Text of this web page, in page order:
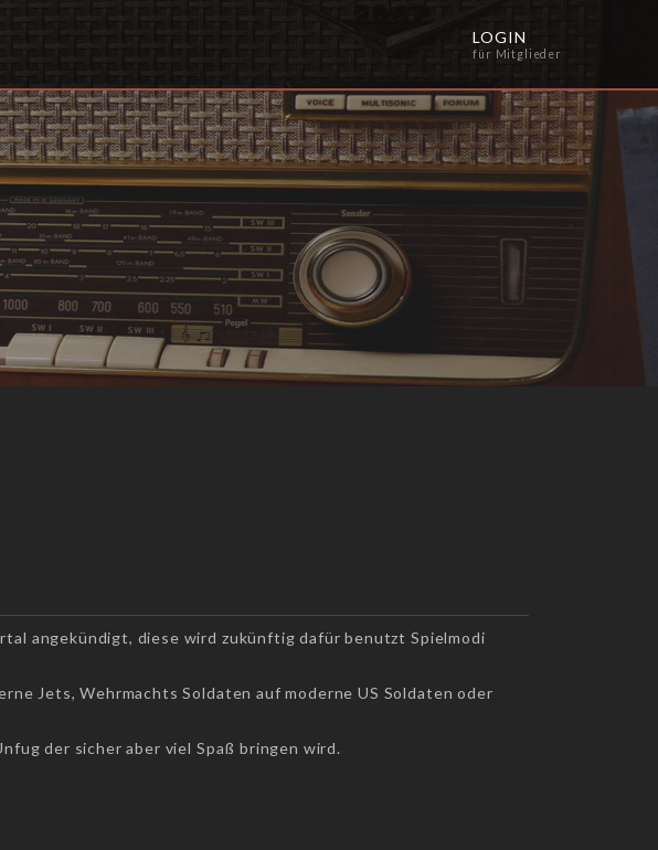
LOGIN
für Mitglieder
angekündigt, diese wird zukünftig dafür benutzt Spielmodi
Jets, Wehrmachts Soldaten auf moderne US Soldaten oder
der sicher aber viel Spaß bringen wird.